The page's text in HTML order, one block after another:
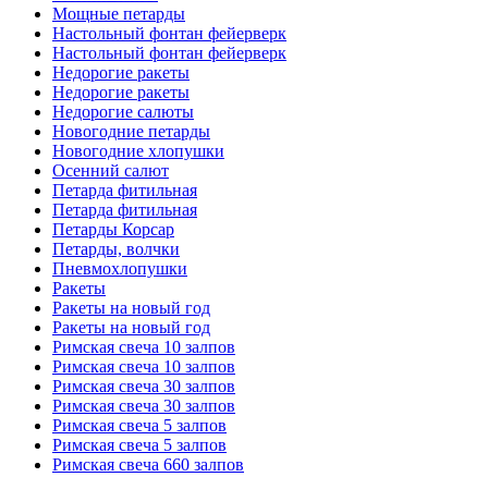
Мощные петарды
Настольный фонтан фейерверк
Настольный фонтан фейерверк
Недорогие ракеты
Недорогие ракеты
Недорогие салюты
Новогодние петарды
Новогодние хлопушки
Осенний салют
Петарда фитильная
Петарда фитильная
Петарды Корсар
Петарды, волчки
Пневмохлопушки
Ракеты
Ракеты на новый год
Ракеты на новый год
Римская свеча 10 залпов
Римская свеча 10 залпов
Римская свеча 30 залпов
Римская свеча 30 залпов
Римская свеча 5 залпов
Римская свеча 5 залпов
Римская свеча 660 залпов